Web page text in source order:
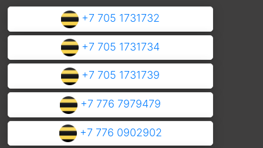
+7 705 1731732
+7 705 1731734
+7 705 1731739
+7 776 7979479
+7 776 0902902